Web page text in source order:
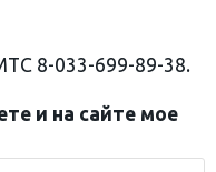
8-033-699-89-38.
и на сайте мое